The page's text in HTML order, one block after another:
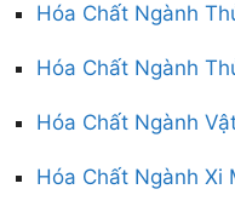
Hóa Chất Ngành
Hóa Chất Ngành
Hóa Chất Ngành
Hóa Chất Ngành Xi